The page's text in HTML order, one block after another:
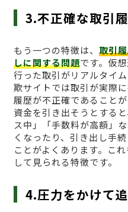
3.不正確な取引
もう一つの特徴は、 取引
しに関する問題です。仮
行った取引がリアルタイ
欺サイトでは取引が実際
履歴が不正確であること
資金を引き出そうとする
ス中」「手数料が高額」
くなったり、引き出し手
ことがよくあります。こ
して見られる特徴です。
4.圧力をかけて